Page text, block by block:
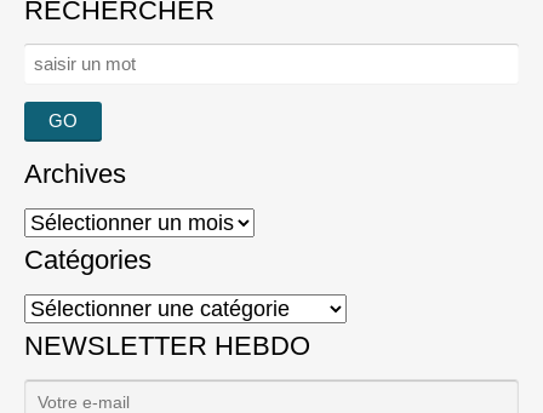
RECHERCHER
Rechercher :
Archives
Archives
Catégories
Catégories
NEWSLETTER HEBDO